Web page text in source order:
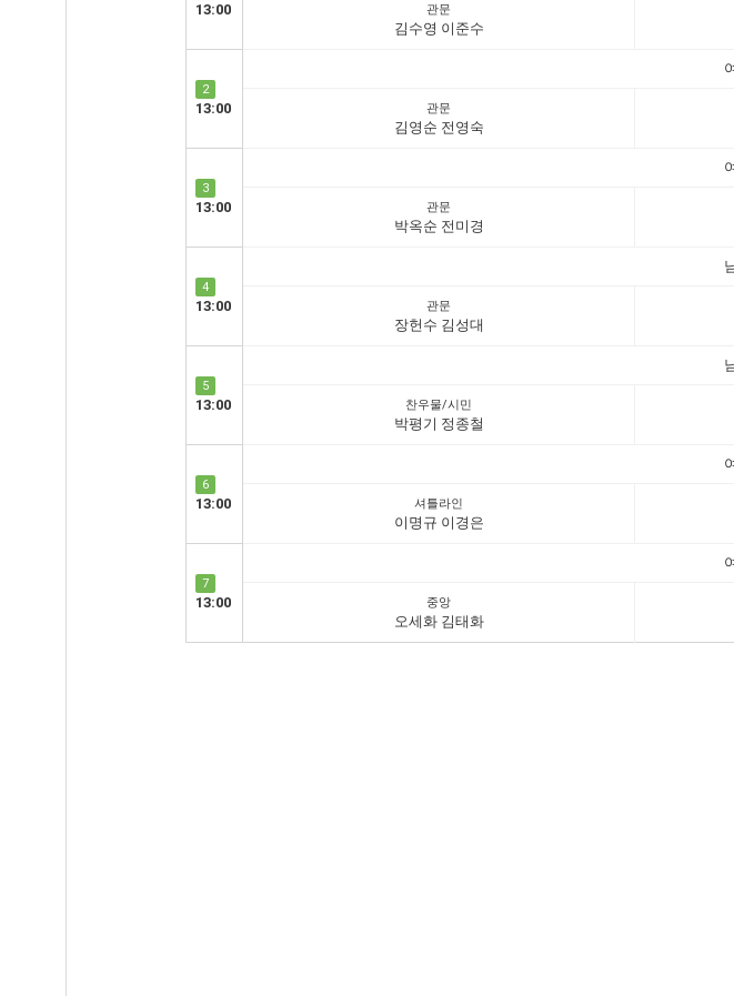
13:00 관문
김수영 이준수
2
13:00 관문
김영순 전영숙
3
13:00 관문
박옥순 전미경
4
13:00 관문
장헌수 김성대
5
13:00 찬우물/시민
박평기 정종철
6
13:00 셔틀라인
이명규 이경은
7
13:00 중앙
오세화 김태화